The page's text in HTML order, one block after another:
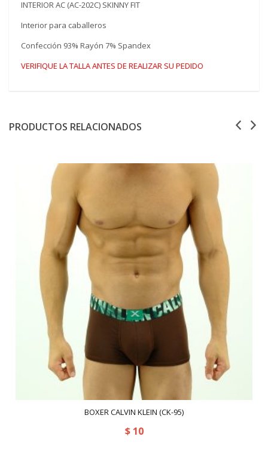
INTERIOR AC (AC-202C) SKINNY FIT
Interior para caballeros
Confección 93% Rayón 7% Spandex
VERIFIQUE LA TALLA ANTES DE REALIZAR SU PEDIDO
PRODUCTOS RELACIONADOS
BOXER CALVIN KLEIN (CK-95)
$10